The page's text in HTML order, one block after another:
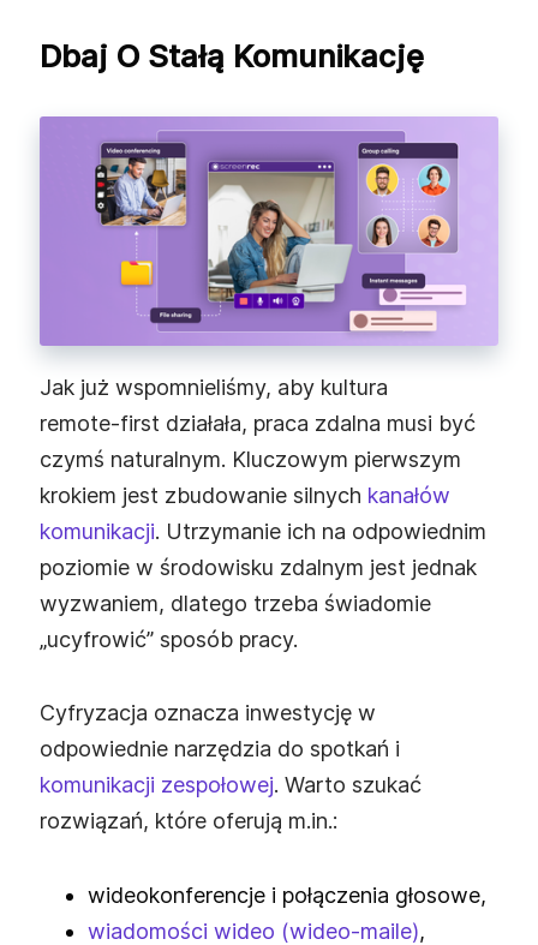
Dbaj O Stałą Komunikację
Jak już wspomnieliśmy, aby kultura
remote‑first działała, praca zdalna musi być
czymś naturalnym. Kluczowym pierwszym
krokiem jest zbudowanie silnych kanałów
komunikacji. Utrzymanie ich na odpowiednim
poziomie w środowisku zdalnym jest jednak
wyzwaniem, dlatego trzeba świadomie
„ucyfrowić” sposób pracy.
Cyfryzacja oznacza inwestycję w
odpowiednie narzędzia do spotkań i
komunikacji zespołowej. Warto szukać
rozwiązań, które oferują m.in.:
wideokonferencje i połączenia głosowe,
wiadomości wideo (wideo‑maile),